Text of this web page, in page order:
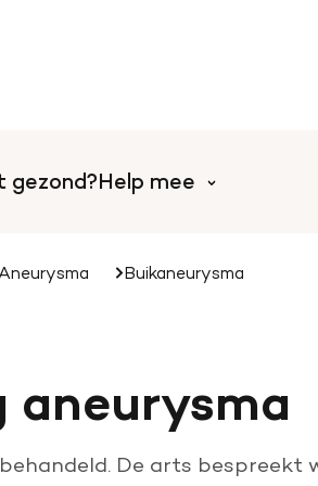
gezond?Help mee
Buikaneurysma
aneurysma
De arts bespreekt